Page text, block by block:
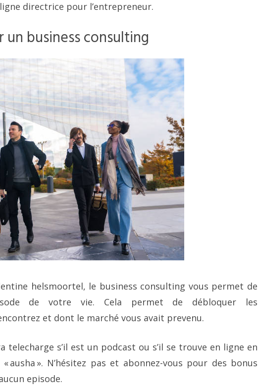
directrice pour l’entrepreneur.
business consulting
helsmoortel, le business consulting vous permet de
de votre vie. Cela permet de débloquer les
et dont le marché vous avait prevenu.
telecharge s’il est un podcast ou s’il se trouve en ligne en
ausha ». N’hésitez pas et abonnez-vous pour des bonus
episode.